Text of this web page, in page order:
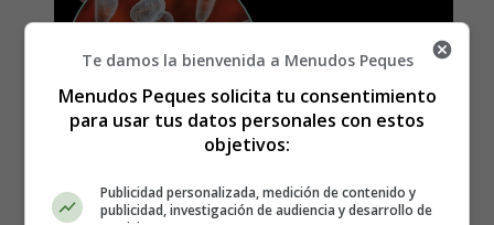
Te damos la bienvenida a Menudos Peques
Menudos Peques solicita tu consentimiento
para usar tus datos personales con estos
objetivos:
Publicidad personalizada, medición de contenido y
publicidad, investigación de audiencia y desarrollo de